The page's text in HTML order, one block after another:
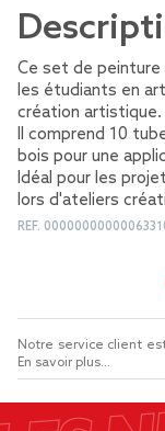
Ce set de
les étudiants en
création artistique.
Il comprend 10
bois pour une
Idéal pour les
lors d'ateliers
REF.
Notre service client
En savoir plus...